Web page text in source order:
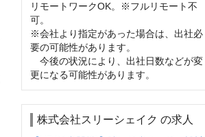
リモートワークOK。※フルリモート不
可。
※会社より指定があった場合は、出社必
要の可能性があります。
今後の状況により、出社日数などが変
更になる可能性があります。
株式会社スリーシェイク の求人